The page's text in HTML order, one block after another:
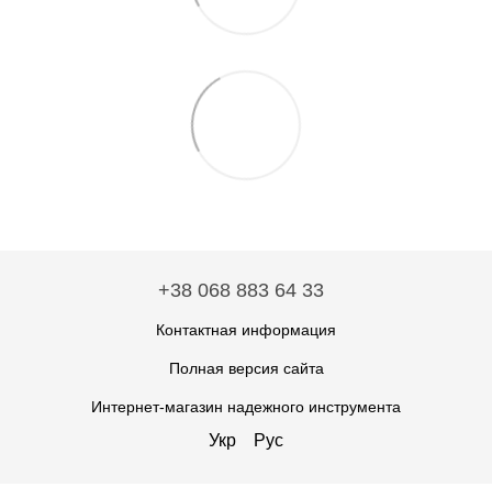
+38 068 883 64 33
Контактная информация
Полная версия сайта
Интернет-магазин надежного инструмента
Укр Рус